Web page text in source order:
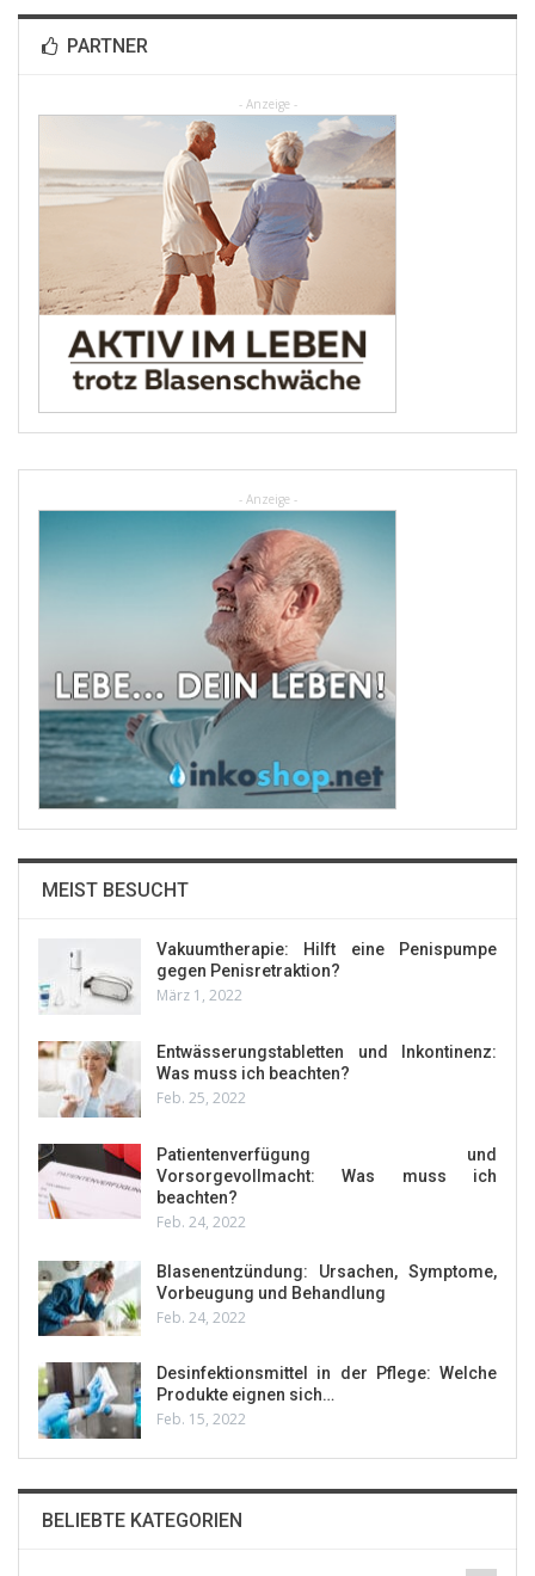
PARTNER
- Anzeige -
- Anzeige -
MEIST BESUCHT
Vakuumtherapie: Hilft eine Penispumpe
gegen Penisretraktion?
März 1, 2022
Entwässerungstabletten und Inkontinenz:
Was muss ich beachten?
Feb. 25, 2022
Patientenverfügung und
Vorsorgevollmacht: Was muss ich
beachten?
Feb. 24, 2022
Blasenentzündung: Ursachen, Symptome,
Vorbeugung und Behandlung
Feb. 24, 2022
Desinfektionsmittel in der Pflege: Welche
Produkte eignen sich…
Feb. 15, 2022
BELIEBTE KATEGORIEN